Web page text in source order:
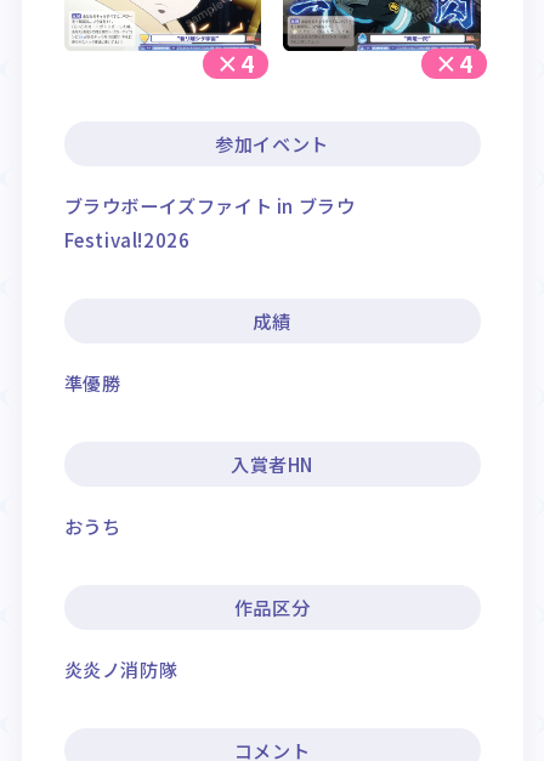
×4 ×4
参加イベント
ブラウボーイズファイト in ブラウ
Festival!2026
成績
準優勝
入賞者HN
おうち
作品区分
炎炎ノ消防隊
コメント